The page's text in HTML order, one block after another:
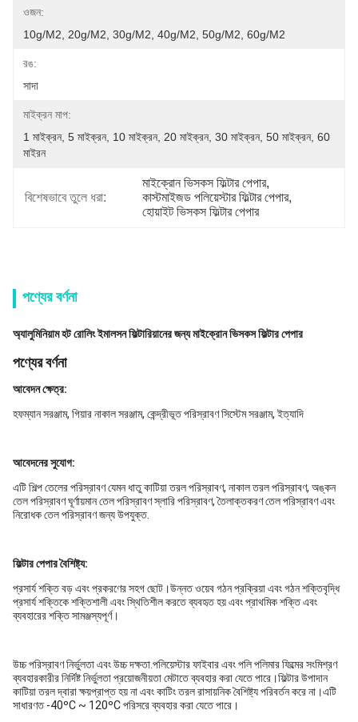
ওজন:
10g/m2, 20g/m2, 30g/m2, 40g/m2, 50g/m2, 60g/m2
রঙ:
সাদা
মাইক্রন মাপ:
1 মাইক্রন, 5 মাইক্রন, 10 মাইক্রন, 20 মাইক্রন, 30 মাইক্রন, 50 মাইক্রন, 60
মাইরন
বিশেষভাবে তুলে ধরা:
মাইক্রোন ভিসকস ফিল্টার পেপার,
কাস্টমাইজড পলিয়েস্টার ফিল্টার পেপার,
হোয়াইট ভিসকস ফিল্টার পেপার
পণ্যের বর্ণনা
অ্যালুমিনিয়াম হট রোলিং ইমালসন ফিল্টারিয়ানের জন্য মাইক্রোন ভিসকস ফিল্টার পেপার
পণ্যের বর্ণনা
আবেদন ক্ষেত্র:
হফম্যান সরঞ্জাম, গিয়ার নাকাল সরঞ্জাম, কেন্দ্রীভূত পরিস্রাবণ সিস্টেম সরঞ্জাম, ইত্যাদি
আবেদনের সুযোগ:
এটি শিল্প তেলের পরিস্রাবণ যেমন ধাতু কাটিয়া তরল পরিস্রাবণ, নাকাল তরল পরিস্রাবণ, অঙ্কন
তেল পরিস্রাবণ ঘূর্ণায়মান তেল পরিস্রাবণ স্লারি পরিস্রাবণ, তৈলাক্তকরণ তেল পরিস্রাবণ এবং
নিরোধক তেল পরিস্রাবণ জন্য উপযুক্ত.
ফিল্টার পেপার বৈশিষ্ট্য:
প্রসার্য শক্তি বড় এবং প্রকরণের সহগ ছোট।উন্নত ওয়েব গঠন প্রক্রিয়া এবং গঠন শক্তিবৃদ্ধি
প্রসার্য শক্তিকে শক্তিশালী এবং স্থিতিশীল করতে ব্যবহৃত হয় এবং প্রাথমিক শক্তি এবং
ব্যবহারের শক্তি সামঞ্জস্যপূর্ণ।
উচ্চ পরিস্রাবণ নির্ভুলতা এবং উচ্চ দক্ষতা.পলিয়েস্টার ফাইবার এবং পলি পলিমার ফিল্মের সংমিশ্রণ
ব্যবহারকারীর নির্দিষ্ট নির্ভুলতা প্রয়োজনীয়তা মেটাতে ব্যবহার করা যেতে পারে।ফিল্টার উপাদান
কাটিয়া তরল দ্বারা ক্ষয়প্রাপ্ত হয় না এবং কাটিং তরল রাসায়নিক বৈশিষ্ট্য পরিবর্তন করে না।এটি
সাধারণত -40ºC ~ 120ºC পরিসরে ব্যবহার করা যেতে পারে।